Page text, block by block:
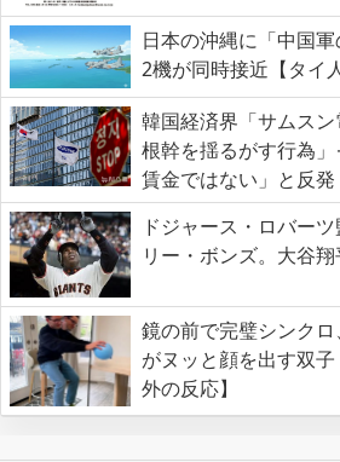
日本の沖縄に「中国軍
2機が同時接近【タイ
韓国経済界「サムス
根幹を揺るがす行為
賃金ではない」と反発
ドジャース・ロバー
リー・ボンズ。大谷
鏡の前で完璧シンクロ
がヌッと顔を出す双
外の反応】